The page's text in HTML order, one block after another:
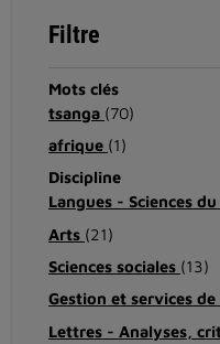
Filtre
Mots clés
tsanga (70)
afrique (1)
Discipline
Langues - Sciences
Arts (21)
Sciences sociales (13)
Gestion et services
Lettres - Analyses,